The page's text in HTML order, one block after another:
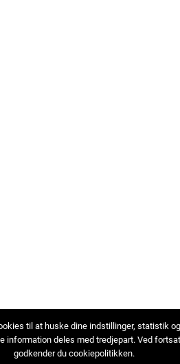
til at huske dine indstillinger, statistik
information deles med tredjepart. Ved
godkender du cookiepolitikken.